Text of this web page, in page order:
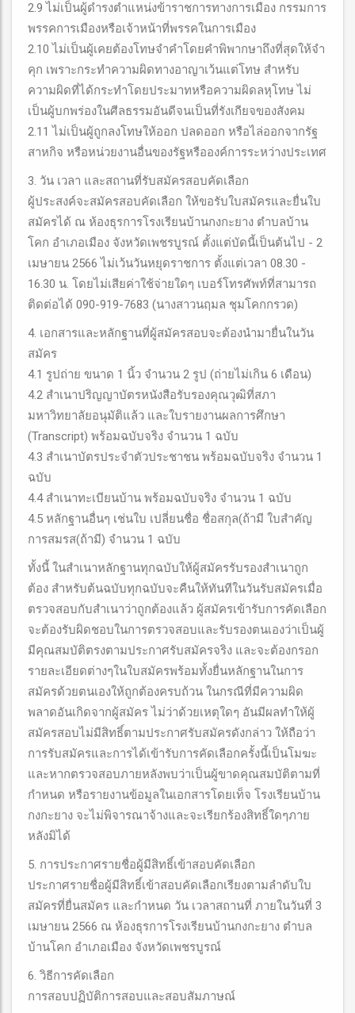
2.9 ไม่เป็นผู้ดำรงตำแหน่งข้าราชการทางการเมือง กรรมการ
พรรคการเมืองหรือเจ้าหน้าที่พรรคในการเมือง
2.10 ไม่เป็นผู้เคยต้องโทษจำคำโดยคำพิพากษาถึงที่สุดให้จำ
คุก เพราะกระทำความผิดทางอาญาเว้นแต่โทษ สำหรับ
ความผิดที่ได้กระทำโดยประมาทหรือความผิดลหุโทษ ไม่
เป็นผู้บกพร่องในศีลธรรมอันดีจนเป็นที่รังเกียจของสังคม
2.11 ไม่เป็นผู้ถูกลงโทษให้ออก ปลดออก หรือไล่ออกจากรัฐ
สาหกิจ หรือหน่วยงานอื่นของรัฐหรือองค์การระหว่างประเทศ
3. วัน เวลา และสถานที่รับสมัครสอบคัดเลือก
ผู้ประสงค์จะสมัครสอบคัดเลือก ให้ขอรับใบสมัครและยื่นใบ
สมัครได้ ณ ห้องธุรการโรงเรียนบ้านกงกะยาง ตำบลบ้าน
โคก อำเภอเมือง จังหวัดเพชรบูรณ์ ตั้งแต่บัดนี้เป็นต้นไป - 2
เมษายน 2566 ไม่เว้นวันหยุดราชการ ตั้งแต่เวลา 08.30 -
16.30 น. โดยไม่เสียค่าใช้จ่ายใดๆ เบอร์โทรศัพท์ที่สามารถ
ติดต่อได้ 090-919-7683 (นางสาวนฤมล ชุมโคกกรวด)
4. เอกสารและหลักฐานที่ผู้สมัครสอบจะต้องนำมายื่นในวัน
สมัคร
4.1 รูปถ่าย ขนาด 1 นิ้ว จำนวน 2 รูป (ถ่ายไม่เกิน 6 เดือน)
4.2 สำเนาปริญญาบัตรหนังสือรับรองคุณวุฒิที่สภา
มหาวิทยาลัยอนุมัติแล้ว และใบรายงานผลการศึกษา
(Transcript) พร้อมฉบับจริง จำนวน 1 ฉบับ
4.3 สำเนาบัตรประจำตัวประชาชน พร้อมฉบับจริง จำนวน 1
ฉบับ
4.4 สำเนาทะเบียนบ้าน พร้อมฉบับจริง จำนวน 1 ฉบับ
4.5 หลักฐานอื่นๆ เช่นใบ เปลี่ยนชื่อ ชื่อสกุล(ถ้ามี ใบสำคัญ
การสมรส(ถ้ามี) จำนวน 1 ฉบับ
ทั้งนี้ ในสำเนาหลักฐานทุกฉบับให้ผู้สมัครรับรองสำเนาถูก
ต้อง สำหรับต้นฉบับทุกฉบับจะคืนให้ทันทีในวันรับสมัครเมื่อ
ตรวจสอบกับสำเนาว่าถูกต้องแล้ว ผู้สมัครเข้ารับการคัดเลือก
จะต้องรับผิดชอบในการตรวจสอบและรับรองตนเองว่าเป็นผู้
มีคุณสมบัติตรงตามประกาศรับสมัครจริง และจะต้องกรอก
รายละเอียดต่างๆในใบสมัครพร้อมทั้งยื่นหลักฐานในการ
สมัครด้วยตนเองให้ถูกต้องครบถ้วน ในกรณีที่มีความผิด
พลาดอันเกิดจากผู้สมัคร ไม่ว่าด้วยเหตุใดๆ อันมีผลทำให้ผู้
สมัครสอบไม่มีสิทธิ์ตามประกาศรับสมัครดังกล่าว ให้ถือว่า
การรับสมัครและการได้เข้ารับการคัดเลือกครั้งนี้เป็นโมฆะ
และหากตรวจสอบภายหลังพบว่าเป็นผู้ขาดคุณสมบัติตามที่
กำหนด หรือรายงานข้อมูลในเอกสารโดยเท็จ โรงเรียนบ้าน
กงกะยาง จะไม่พิจารณาจ้างและจะเรียกร้องสิทธิ์ใดๆภาย
หลังมิได้
5. การประกาศรายชื่อผู้มีสิทธิ์เข้าสอบคัดเลือก
ประกาศรายชื่อผู้มีสิทธิ์เข้าสอบคัดเลือกเรียงตามลำดับใบ
สมัครที่ยื่นสมัคร และกำหนด วัน เวลาสถานที่ ภายในวันที่ 3
เมษายน 2566 ณ ห้องธุรการโรงเรียนบ้านกงกะยาง ตำบล
บ้านโคก อำเภอเมือง จังหวัดเพชรบูรณ์
6. วิธีการคัดเลือก
การสอบปฏิบัติการสอบและสอบสัมภาษณ์